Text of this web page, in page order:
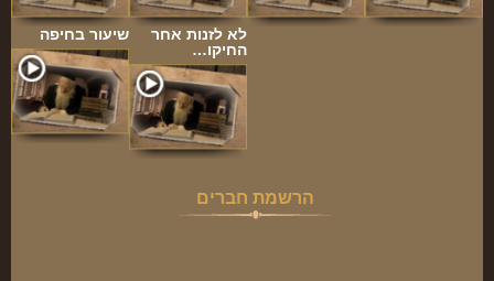
שיעור בחיפה
לא לזנות אחר
החיקו…
הרשמת חברים